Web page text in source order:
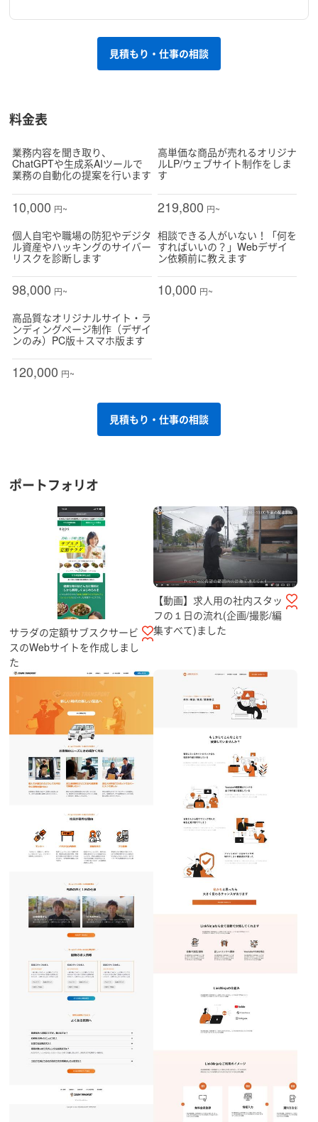
見積もり・仕事の相談
料金表
業務内容を聞き取り、
ChatGPTや生成系AIツールで
業務の自動化の提案を行います
10,000 円~
高単価な商品が売れるオリジナ
ルLP/ウェブサイト制作をしま
す
219,800 円~
個人自宅や職場の防犯やデジタ
ル資産やハッキングのサイバー
リスクを診断します
98,000 円~
相談できる人がいない！「何を
すればいいの？」Webデザイ
ン依頼前に教えます
10,000 円~
高品質なオリジナルサイト・ラ
ンディングページ制作（デザイ
ンのみ）PC版＋スマホ版ます
120,000 円~
見積もり・仕事の相談
ポートフォリオ
サラダの定額サブスクサービ
スのWebサイトを作成しまし
た
【動画】求人用の社内スタッ
フの１日の流れ(企画/撮影/編
集すべて)ました